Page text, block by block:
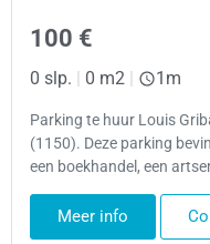
100 €
0 slp. 0 m2 1m
Parking te huur Louis
(1150). Deze parking
een boekhandel, een
Meer info